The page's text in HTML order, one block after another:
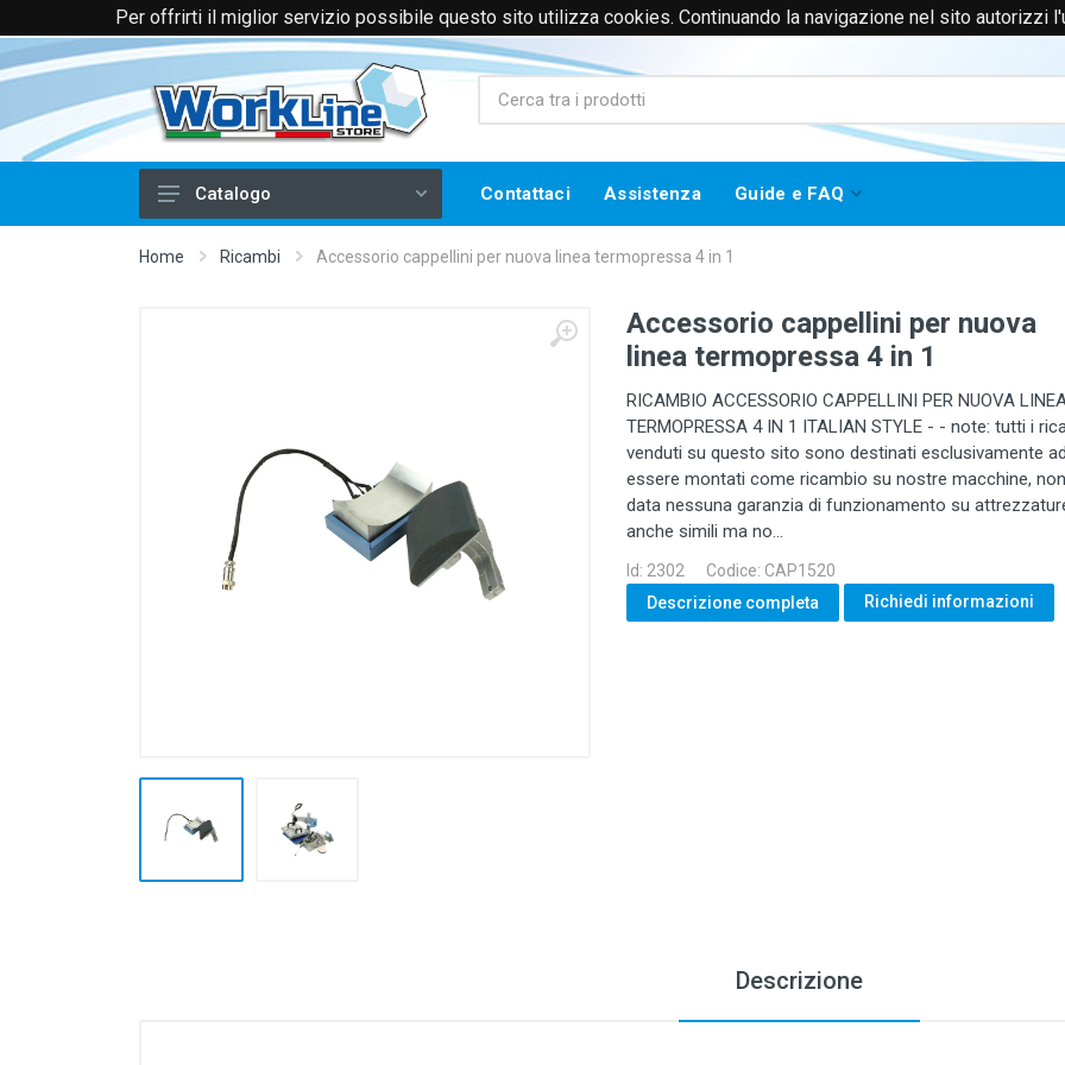
Per offrirti il miglior servizio possibile questo sito utilizza cookies. Continuando la navigazione nel sito autorizzi
+39 0174 088066 (Voce e WhatsApp) +39 0171385365 (Solo Voce) info@worklinestore.com
Laser
Stampa a Caldo
Tampografia
Plotter e Termopresse
Termoformatura
Catalogo Contattaci Assistenza Guide e FAQ
Home Ricambi Accessorio cappellini per nuova linea termopressa 4 in 1
Accessorio cappellini per nuova
linea termopressa 4 in 1
RICAMBIO ACCESSORIO CAPPELLINI PER NUOVA
TERMOPRESSA 4 IN 1 ITALIAN STYLE - - note: tutti i
venduti su questo sito sono destinati esclusivamente ad
essere montati come ricambio su nostre macchine,
data nessuna garanzia di funzionamento su
anche simili ma no...
Id: 2302
Codice: CAP1520
Descrizione completa
Richiedi informazioni
Descrizione